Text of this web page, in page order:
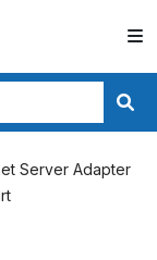
Server Adapter